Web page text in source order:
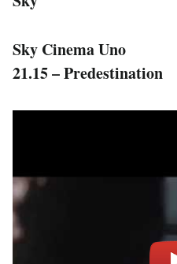
Sky Cinema Uno
21.15 – Predestination